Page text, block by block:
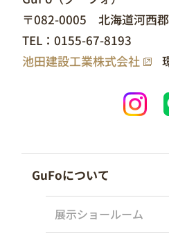
〒082-0005 北海道河西
TEL： 0155-67-8193
池田建設工業株式会社
GuFoについて
展示ショールーム